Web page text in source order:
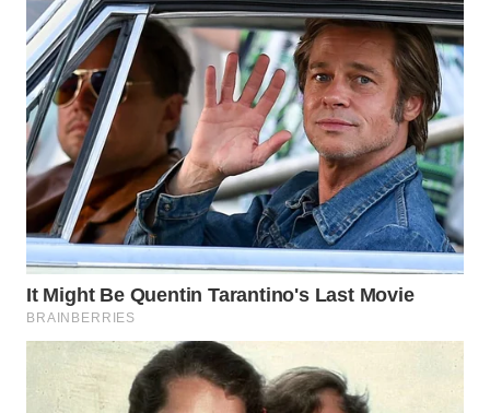
SUMEDANG
WN
CIANJUR
WN
KEPULAUAN
SERIBU
WN
TANGERANG